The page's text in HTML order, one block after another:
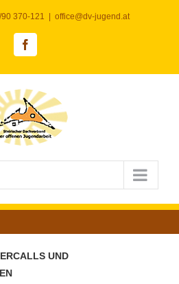
90 370-121 office@dv-jugend.at
Facebook
UND